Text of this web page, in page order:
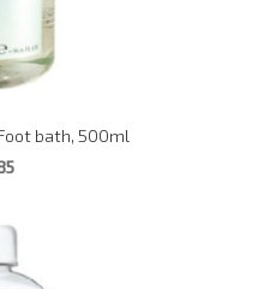
bath, 500ml